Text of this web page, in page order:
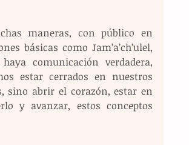
maneras, con público en
básicas como Jam’a’ch’ulel,
comunicación verdadera,
estar cerrados en nuestros
sino abrir el corazón, estar en
y avanzar, estos conceptos